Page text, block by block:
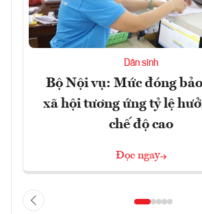
Dân sinh
Bộ Nội vụ: Mức đóng
xã hội tương ứng tỷ lệ
chế độ cao
Đọc ngay